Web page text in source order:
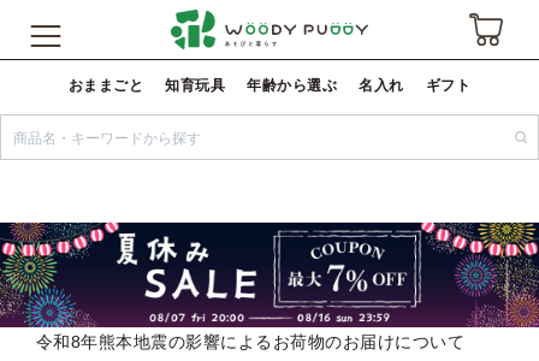
おままごと 知育玩具 年齢から選ぶ 名入れ ギフト
令和8年熊本地震の影響によるお荷物のお届けについて